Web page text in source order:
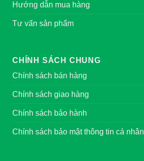
Hướng dẫn mua hàng
Tư vấn sản phẩm
CHÍNH SÁCH CHUNG
Chính sách bán hàng
Chính sách giao hàng
Chính sách bảo hành
Chính sách bảo mật thông tin cá nhân